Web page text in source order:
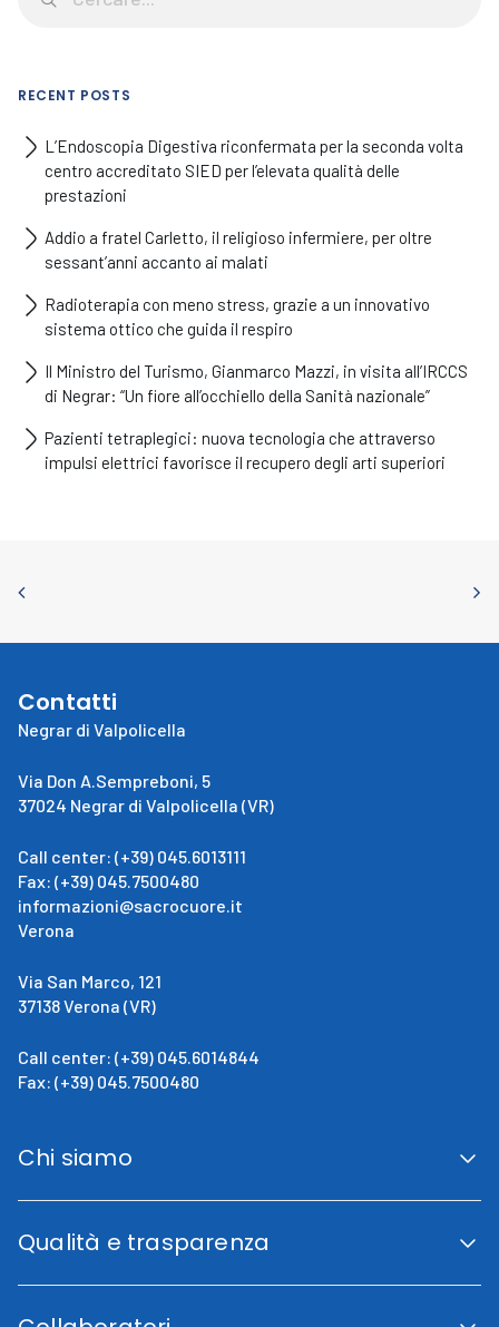
RECENT POSTS
L’Endoscopia Digestiva riconfermata per la seconda volta
centro accreditato SIED per l’elevata qualità delle
prestazioni
Addio a fratel Carletto, il religioso infermiere, per oltre
sessant’anni accanto ai malati
Radioterapia con meno stress, grazie a un innovativo
sistema ottico che guida il respiro
Il Ministro del Turismo, Gianmarco Mazzi, in visita all’IRCCS
di Negrar: “Un fiore all’occhiello della Sanità nazionale”
Pazienti tetraplegici: nuova tecnologia che attraverso
impulsi elettrici favorisce il recupero degli arti superiori
Contatti
Negrar di Valpolicella
Via Don A.Sempreboni, 5
37024 Negrar di Valpolicella (VR)
Call center: (+39) 045.6013111
Fax: (+39) 045.7500480
informazioni@sacrocuore.it
Verona
Via San Marco, 121
37138 Verona (VR)
Call center: (+39) 045.6014844
Fax: (+39) 045.7500480
Chi siamo
San Giovanni Calabria
La direzione
Qualità e trasparenza
Accreditamento Regionale